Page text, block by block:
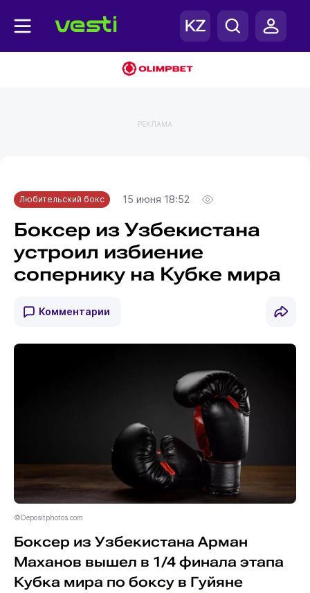
РЕКЛАМА
Любительский бокс 15 июня 18:52
Боксер из Узбекистана
устроил избиение
сопернику на Кубке мира
Комментарии
©Depositphotos.com
Боксер из Узбекистана Арман
Маханов вышел в 1/4 финала этапа
Кубка мира по боксу в Гуйяне